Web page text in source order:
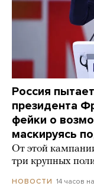
Россия
президента
фейки о
маскируясь
От этой
три крупных
НОВОСТИ 14 часов